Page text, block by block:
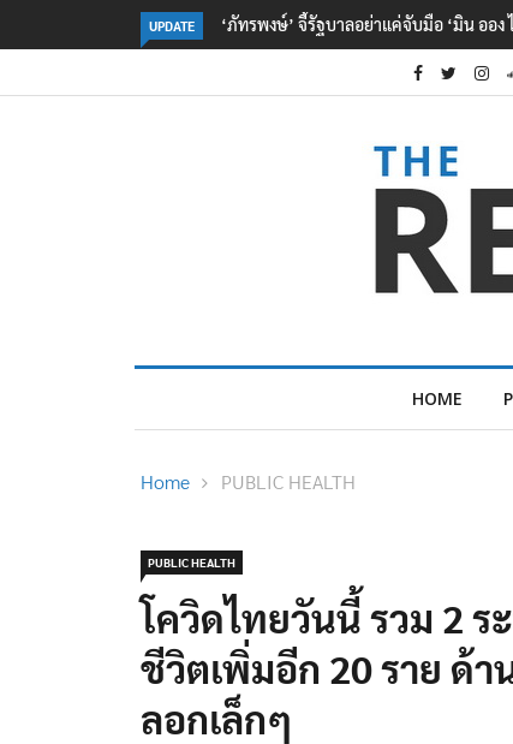
UPDATE ‘จุลพันธ์’ เผย ไทย-เมียนมา ลงนาม MOU
HOME
Home PUBLIC HEALTH
PUBLIC HEALTH
โควิดไทยวันนี้ รวม 2
ชีวิตเพิ่มอีก 20 ราย ด้
ลอกเล็กๆ